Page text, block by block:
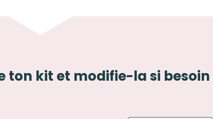
ton kit et modifie-la si besoin